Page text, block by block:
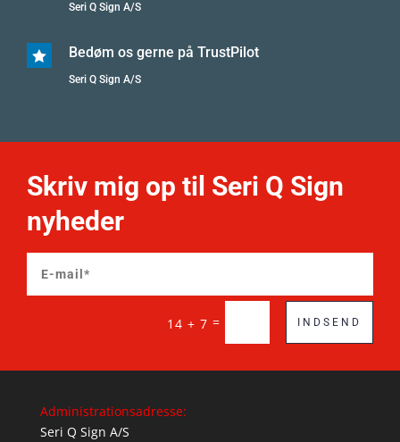
Seri Q Sign A/S
 Bedøm os gerne på TrustPilot
Seri Q Sign A/S
Skriv mig op til Seri Q Sign
nyheder
14 + 7 = INDSEND
Administrationsadresse:
Seri Q Sign A/S